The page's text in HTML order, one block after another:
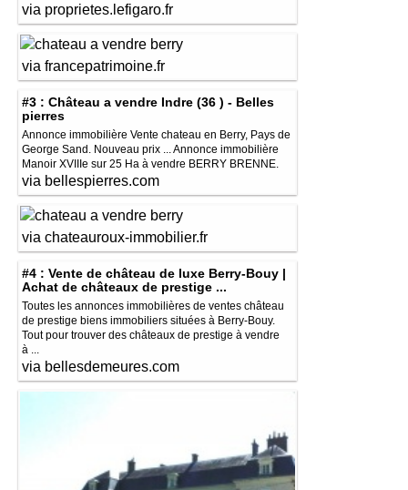
via proprietes.lefigaro.fr
via francepatrimoine.fr
#3 : Château a vendre Indre (36 ) - Belles
pierres
Annonce immobilière Vente chateau en Berry, Pays de
George Sand. Nouveau prix ... Annonce immobilière
Manoir XVIIIe sur 25 Ha à vendre BERRY BRENNE.
via bellespierres.com
via chateauroux-immobilier.fr
#4 : Vente de château de luxe Berry-Bouy |
Achat de châteaux de prestige ...
Toutes les annonces immobilières de ventes château
de prestige biens immobiliers situées à Berry-Bouy.
Tout pour trouver des châteaux de prestige à vendre
à ...
via bellesdemeures.com